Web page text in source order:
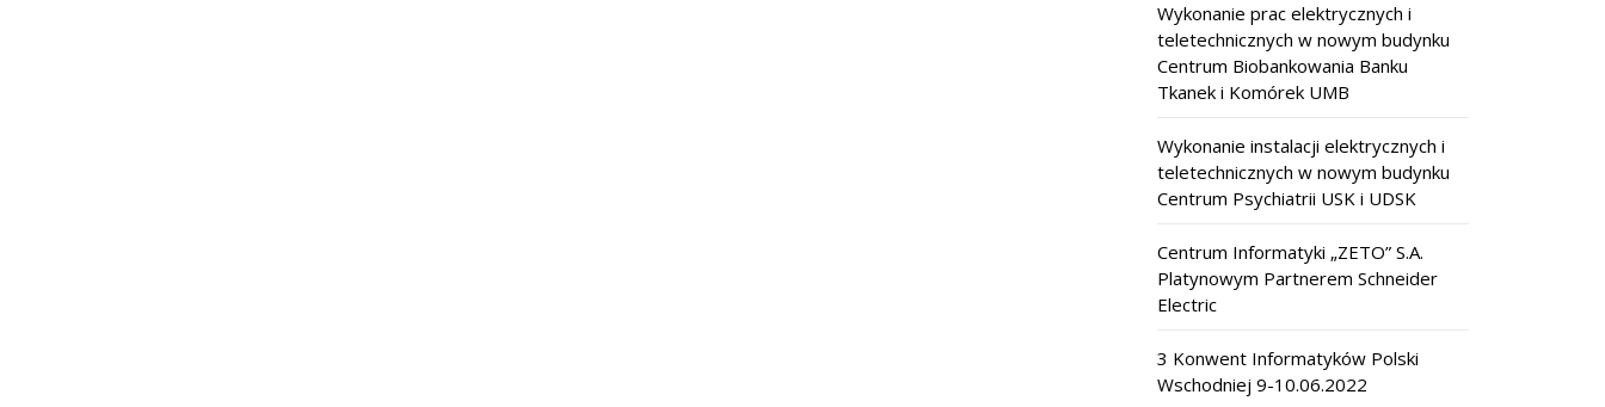
Wykonanie prac elektrycznych i
teletechnicznych w nowym budynku
Centrum Biobankowania Banku
Tkanek i Komórek UMB
Wykonanie instalacji elektrycznych i
teletechnicznych w nowym budynku
Centrum Psychiatrii USK i UDSK
Centrum Informatyki „ZETO” S.A.
Platynowym Partnerem Schneider
Electric
3 Konwent Informatyków Polski
Wschodniej 9-10.06.2022